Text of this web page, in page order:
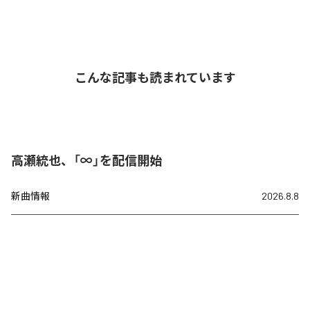
こんな記事も読まれています
高瀬統也、「∞」を配信開始
新曲情報 2026.8.8